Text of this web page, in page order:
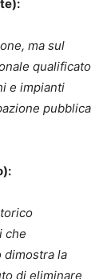
ma sul
qualificato
e impianti
pubblica
che
dimostra la
di eliminare